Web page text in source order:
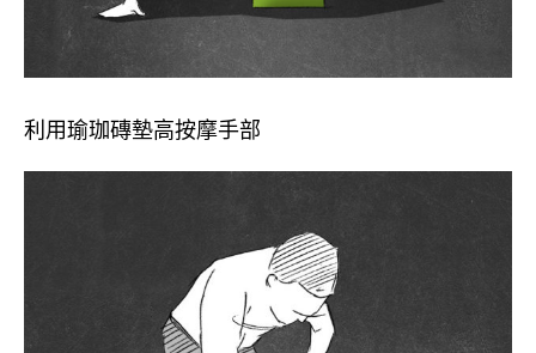
利用瑜珈磚墊高按摩手部